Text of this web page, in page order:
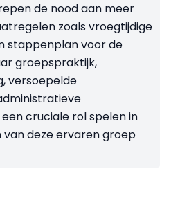
de nood aan meer
zoals vroegtijdige
stappenplan voor de
groepspraktijk,
versoepelde
cruciale rol spelen in
deze ervaren groep